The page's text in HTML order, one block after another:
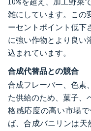
雑にしています。この
ーセントポイント低下
に強い作物とより良い
込まれています。
合成代替品との競合
合成フレーバー、色素
た供給のため、菓子、
格感応度の高い市場
ば、合成バニリンは天